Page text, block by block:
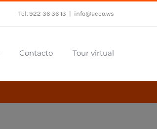
Tel. 922 36 36 13 info@acco.ws
Contacto Tour virtual